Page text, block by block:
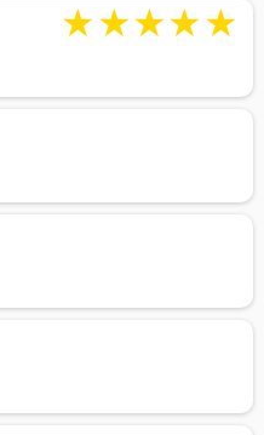
★★★★★